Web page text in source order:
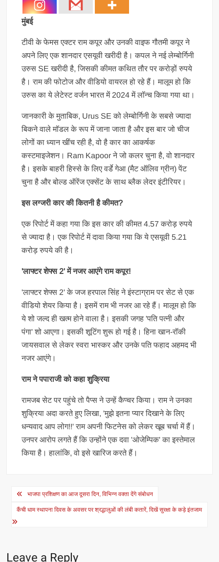
मुंबई
टीवी के फेमस एक्टर राम कपूर और उनकी वाइफ गौतमी कपूर ने
अपने लिए एक शानदार एसयूवी खरीदी है। कपल ने नई लेम्बोर्गिनी
उरुस SE खरीदी है, जिसकी कीमत कथित तौर पर करोड़ों रुपये
है। राम की फोटोज और वीडियो वायरल हो रहे हैं। मालूम हो कि
उरुस का ये लेटेस्ट वर्जन भारत में 2024 में लॉन्च किया गया था।
जानकारी के मुताबिक, Urus SE को लेम्बोर्गिनी के सबसे ज्यादा
बिकने वाले मॉडल के रूप में जाना जाता है और इस बार जो चीज
लोगों का ध्यान खींच रही है, वो है कार का आकर्षक
कस्टमाइजेशन। Ram Kapoor ने जो कलर चुना है, वो शानदार
है। इसके बाहरी हिस्से के लिए वर्डे गेआ (मैट ऑलिव ग्रीन) पेंट
चुना है और बोल्ड ऑरेंज एक्सेंट के साथ ब्लैक लेदर इंटीरियर।
इस लग्जरी कार की कितनी है कीमत?
एक रिपोर्ट में कहा गया कि इस कार की कीमत 4.57 करोड़ रुपये
से ज्यादा है। एक रिपोर्ट में दावा किया गया कि ये एसयूवी 5.21
करोड़ रुपये की है।
'लाफ्टर शेफ्स 2' में नजर आएंगे राम कपूर!
'लाफ्टर शेफ्स 2' के जज हरपाल सिंह ने इंस्टाग्राम पर सेट से एक
वीडियो शेयर किया है। इसमें राम भी नजर आ रहे हैं। मालूम हो कि
ये शो जल्द ही खत्म होने वाला है। इसकी जगह 'पति पत्नी और
पंगा' शो आएगा। इसकी शूटिंग शुरू हो गई है। हिना खान-रॉकी
जायसवाल से लेकर स्वरा भास्कर और उनके पति फहाद अहमद भी
नजर आएंगे।
राम ने पपाराजी को कहा शुक्रिया
रामजब सेट पर पहुंचे तो पैप्स ने उन्हें कैप्चर किया। राम ने उनका
शुक्रिया अदा करते हुए लिखा, 'मुझे इतना प्यार दिखाने के लिए
धन्यवाद आप लोग!!' राम अपनी फिटनेस को लेकर खूब चर्चा में हैं।
उनपर आरोप लगते हैं कि उन्होंने एक दवा 'ओजेम्पिक' का इस्तेमाल
किया है। हालांकि, वो इसे खारिज करते हैं।
Post
navigation
भाजपा प्रशिक्षण का आज दूसरा दिन, विभिन्न वक्ता देंगे संबोधन
कैंची धाम स्थापना दिवस के अवसर पर श्रद्धालुओं की लंबी कतारें, दिखें सुरक्षा के कड़े इंतजाम
Leave a Reply